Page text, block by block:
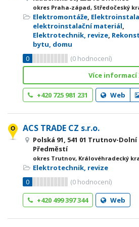
okres Praha-západ, Středočeský
Elektromontáže,
elektroinstalační materiál,
Elektrotechnik, revize,
bytu, domu
0
(0 hodnocení)
Více informací
+420 725 981 231 Web
ACS TRADE CZ s.r.o.
Polská 91, 541 01 Trutnov-Dolní
Předměstí
okres Trutnov, Královéhradecký
Elektrotechnik, revize
0
(0 hodnocení)
+420 499 397 344
Web